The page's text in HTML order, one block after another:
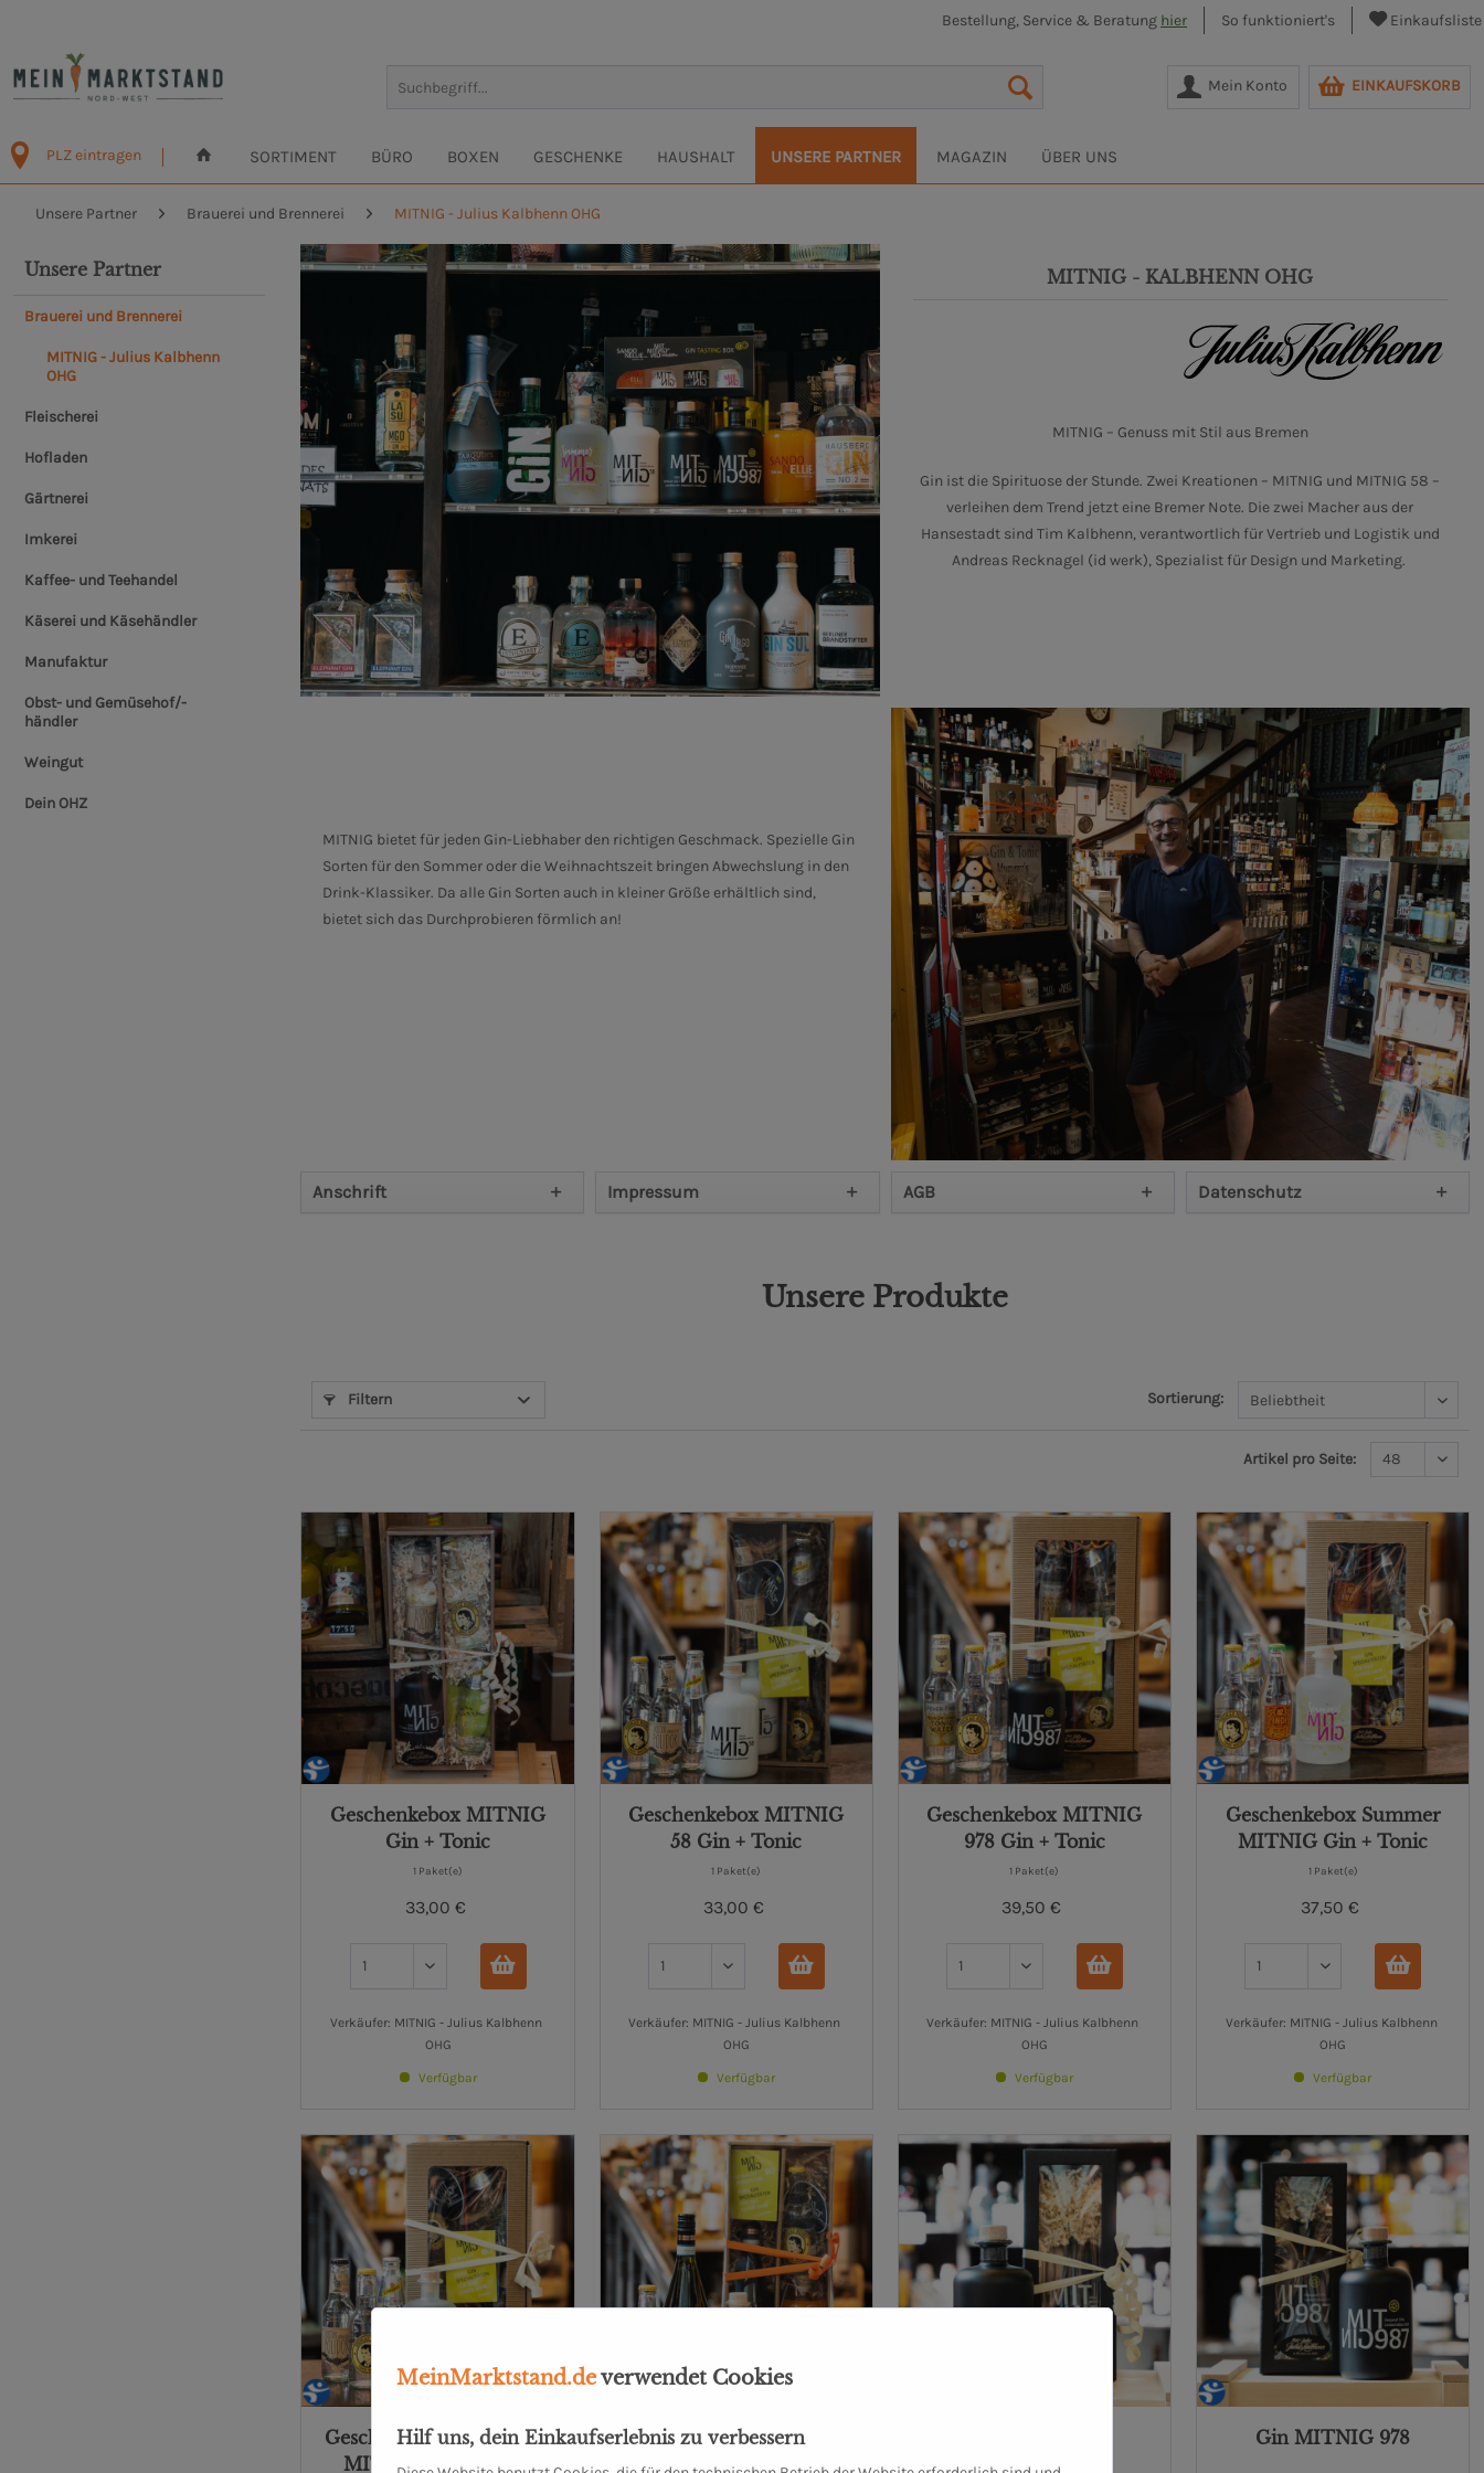
Bestellung, Service & Beratung hier So funktioniert's Einkaufsliste
Mein Konto EINKAUFSKORB
PLZ eintragen SORTIMENT BÜRO BOXEN GESCHENKE HAUSHALT UNSERE PARTNER MAGAZIN ÜBER UNS
Unsere Partner Brauerei und Brennerei MITNIG - Julius Kalbhenn OHG
Unsere Partner
Brauerei und Brennerei
MITNIG - Julius Kalbhenn
OHG
Fleischerei
Hofladen
Gärtnerei
Imkerei
Kaffee- und Teehandel
Käserei und Käsehändler
Manufaktur
Obst- und Gemüsehof/-
händler
Weingut
Dein OHZ
Unsere Produkte
Anschrift Datenschutz
Impressum AGB
MITNIG - KALBHENN OHG
MITNIG – Genuss mit Stil aus Bremen
Gin ist die Spirituose der Stunde. Zwei Kreationen – MITNIG und MITNIG 58 –
verleihen dem Trend jetzt eine Bremer Note. Die zwei Macher aus der
Hansestadt sind Tim Kalbhenn, verantwortlich für Vertrieb und Logistik und
Andreas Recknagel (id werk), Spezialist für Design und Marketing.
MITNIG bietet für jeden Gin-Liebhaber den richtigen Geschmack. Spezielle Gin
Sorten für den Sommer oder die Weihnachtszeit bringen Abwechslung in den
Drink-Klassiker. Da alle Gin Sorten auch in kleiner Größe erhältlich sind,
bietet sich das Durchprobieren förmlich an!
Filtern Sortierung:
Artikel pro Seite:
Geschenkebox MITNIG
Gin + Tonic
1 Paket(e)
33,00 €
Verkäufer: MITNIG - Julius Kalbhenn
OHG
Verfügbar
Geschenkebox MITNIG
58 Gin + Tonic
1 Paket(e)
33,00 €
Verkäufer: MITNIG - Julius Kalbhenn
OHG
Verfügbar
Geschenkebox MITNIG
978 Gin + Tonic
1 Paket(e)
39,50 €
Verkäufer: MITNIG - Julius Kalbhenn
OHG
Verfügbar
Geschenkebox Summer
MITNIG Gin + Tonic
1 Paket(e)
37,50 €
Verkäufer: MITNIG - Julius Kalbhenn
OHG
Verfügbar
Geschenkebox Christmas
MITNIG Gin + Tonic
Geschenkebox
Sandonellie Gin + Tonic +
Gin MITNIG 978
MeinMarktstand.deverwendet Cookies
Hilf uns, dein Einkaufserlebnis zu verbessern